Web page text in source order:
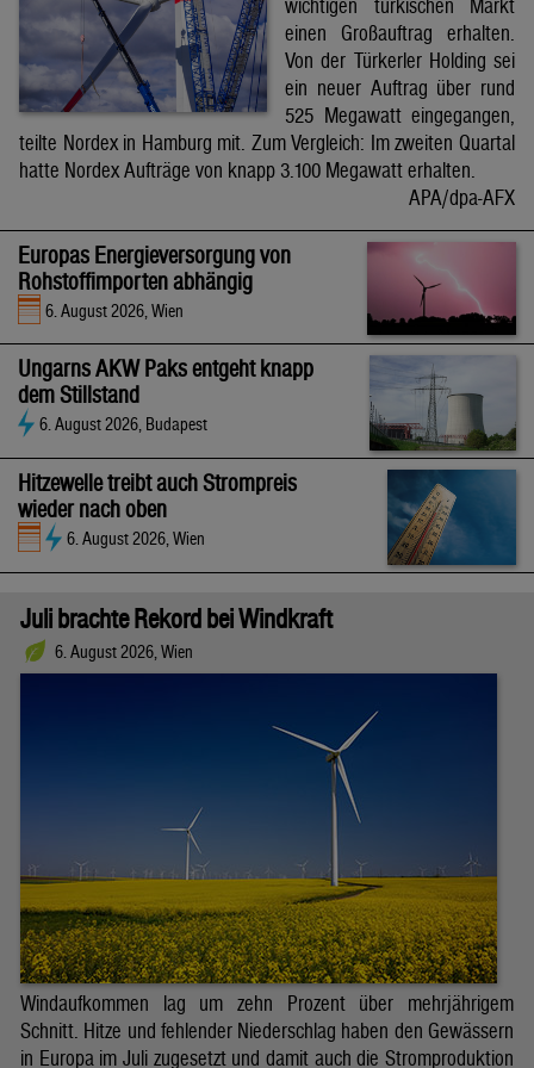
wichtigen türkischen Markt
einen Großauftrag erhalten.
Von der Türkerler Holding sei
ein neuer Auftrag über rund
525 Megawatt eingegangen,
teilte Nordex in Hamburg mit. Zum Vergleich: Im zweiten Quartal
hatte Nordex Aufträge von knapp 3.100 Megawatt erhalten.
APA/dpa-AFX
Europas Energieversorgung von
Rohstoffimporten abhängig
6. August 2026, Wien
Ungarns AKW Paks entgeht knapp
dem Stillstand
6. August 2026, Budapest
Hitzewelle treibt auch Strompreis
wieder nach oben
6. August 2026, Wien
Juli brachte Rekord bei Windkraft
6. August 2026, Wien
Windaufkommen lag um zehn Prozent über mehrjährigem
Schnitt. Hitze und fehlender Niederschlag haben den Gewässern
in Europa im Juli zugesetzt und damit auch die Stromproduktion